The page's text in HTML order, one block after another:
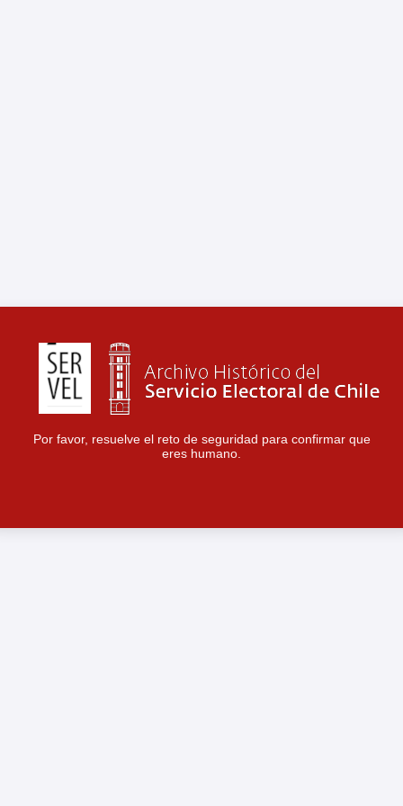
Por favor, resuelve el reto de seguridad para confirmar que
eres humano.